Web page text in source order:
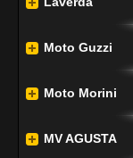
Moto Guzzi
Moto Morini
MV AGUSTA